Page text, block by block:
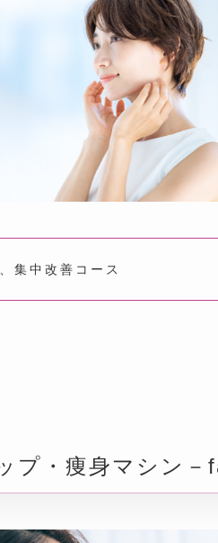
集中改善コース
プ・痩身マシン－